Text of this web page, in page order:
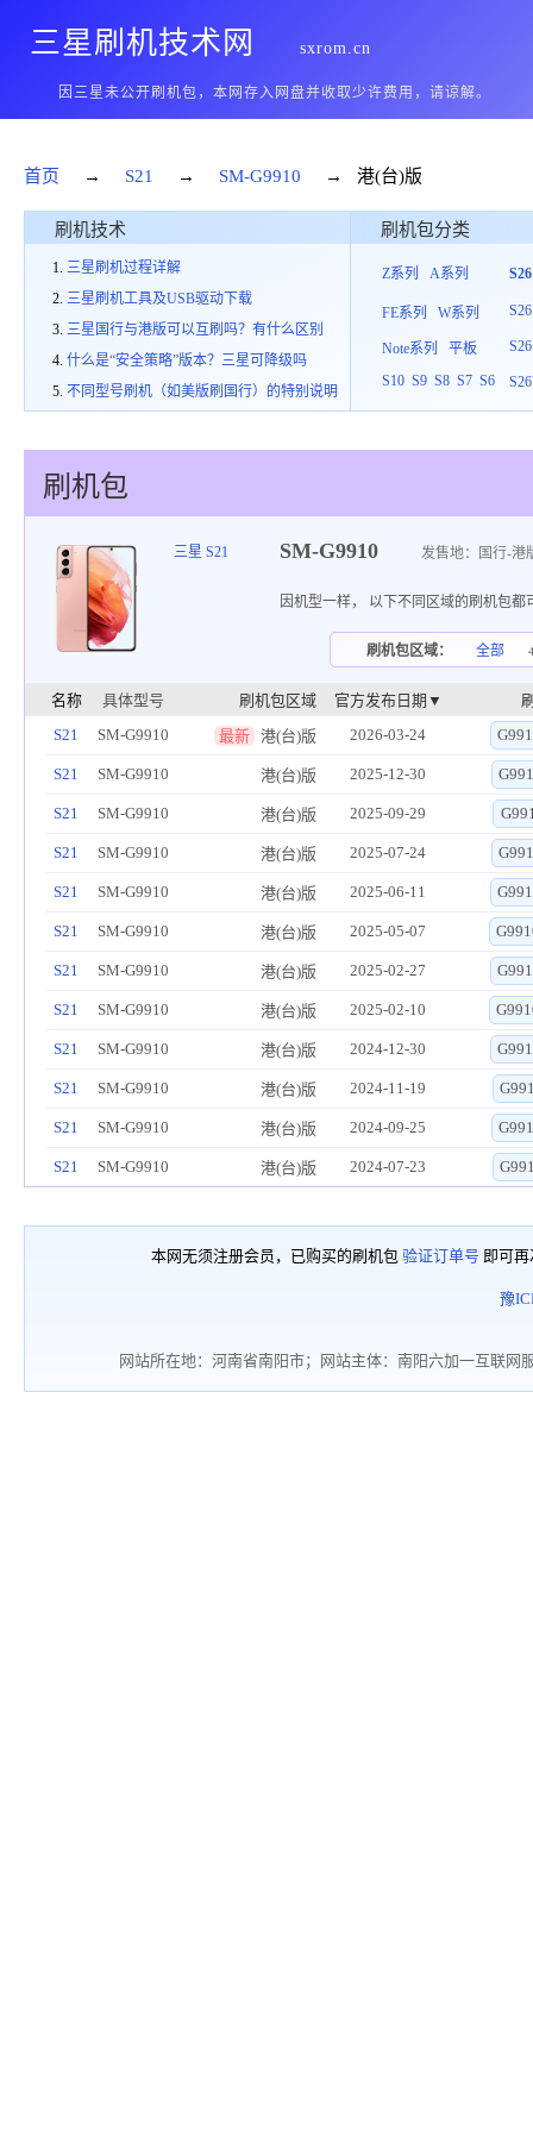
三星刷机技术网 sxrom.cn
因三星未公开刷机包，本网存入网盘并收取少许费用，请谅解。
首页 → S21 → SM-G9910 → 港(台)版
刷机技术
三星刷机过程详解
三星刷机工具及USB驱动下载
三星国行与港版可以互刷吗？有什么区别
什么是“安全策略”版本？三星可降级吗
不同型号刷机（如美版刷国行）的特别说明
刷机包分类
Z系列 A系列
FE系列 W系列
Note系列
平板
S10 S9 S8 S7 S6
S26
刷机包
三星 S21 SM-G9910 发售地：国行-港
因机型一样， 以下不同区域的刷机包
刷机包区域： 全部
名称 具体型号 刷机包区域 官方发布日期▼
S21
SM-G9910 最新 港(台)版 2026-03-24
S21 SM-G9910 港(台)版 2025-12-30
S21 SM-G9910 港(台)版 2025-09-29
S21 SM-G9910 港(台)版 2025-07-24
S21 SM-G9910 港(台)版 2025-06-11
S21 SM-G9910 港(台)版 2025-05-07
S21 SM-G9910 港(台)版 2025-02-27
S21 SM-G9910 港(台)版 2025-02-10
S21 SM-G9910 港(台)版 2024-12-30
S21 SM-G9910 港(台)版 2024-11-19
S21 SM-G9910 港(台)版 2024-09-25
S21 SM-G9910 港(台)版 2024-07-23
本网无须注册会员，已购买的刷机包 验证订单号 即可
豫
网站所在地：河南省南阳市；网站主体：南阳六加一互联